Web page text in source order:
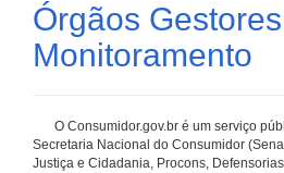
Órgãos
Monitoramento
O Consumidor.gov.br é um serviço
Secretaria Nacional do Consumidor
Justiça e Cidadania, Procons,